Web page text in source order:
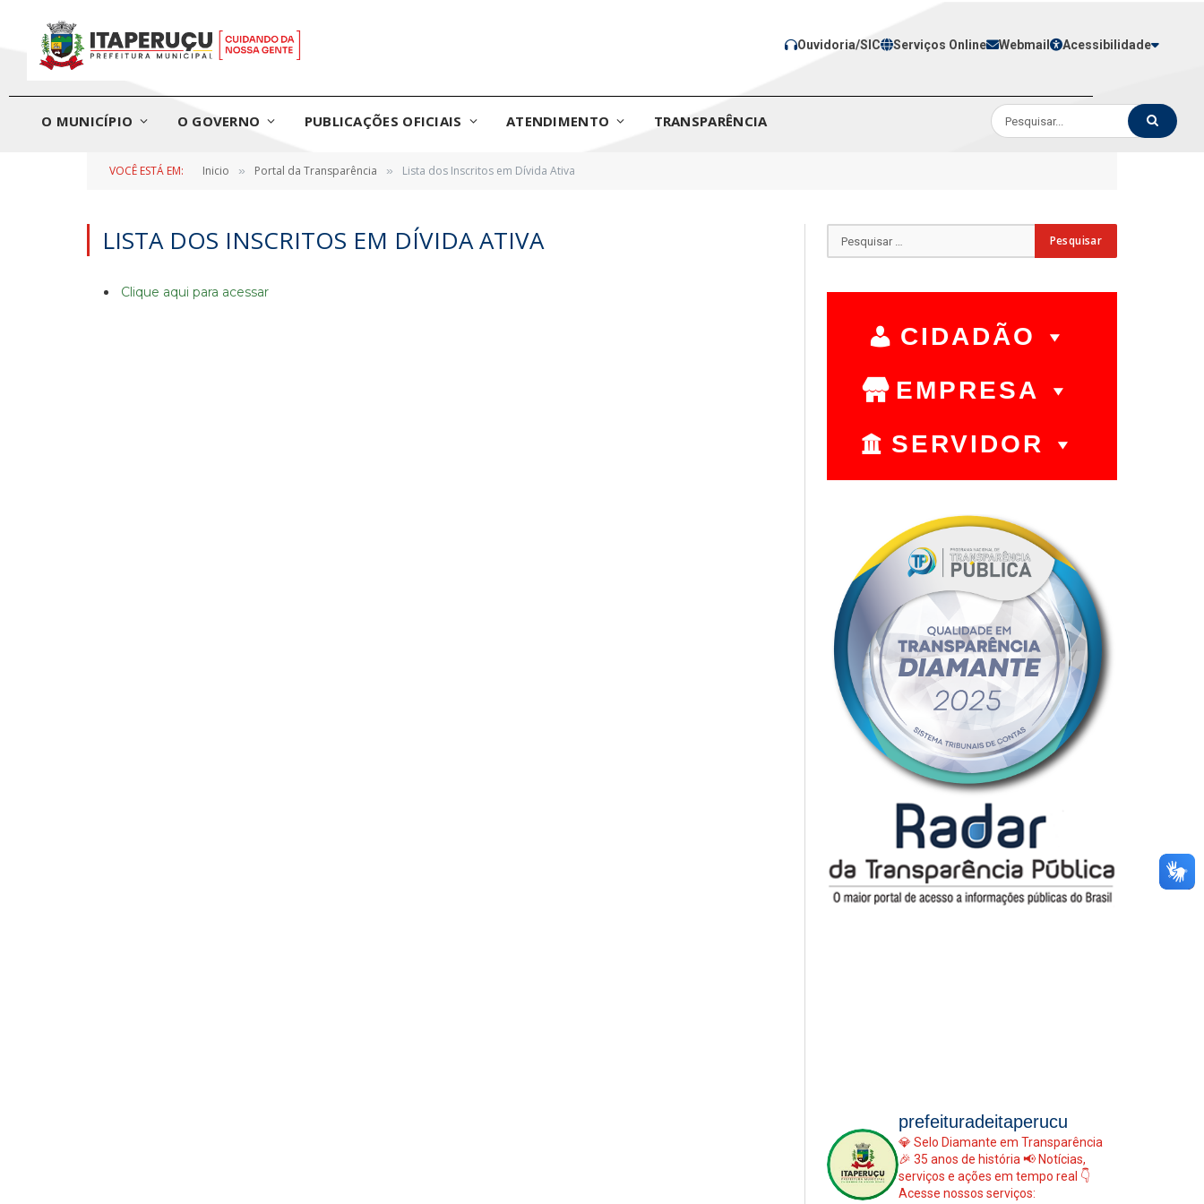
Ouvidoria/SIC Serviços Online Webmail Acessibilidade
O MUNICÍPIO O GOVERNO PUBLICAÇÕES OFICIAIS ATENDIMENTO TRANSPARÊNCIA
VOCÊ ESTÁ EM: Inicio » Portal da Transparência » Lista dos Inscritos em Dívida Ativa
LISTA DOS INSCRITOS EM DÍVIDA ATIVA
Clique aqui para acessar
CIDADÃO
EMPRESA
SERVIDOR
prefeituradeitaperucu
💎 Selo Diamante em Transparência
🎉 35 anos de história 📢 Notícias,
serviços e ações em tempo real 👇
Acesse nossos serviços: